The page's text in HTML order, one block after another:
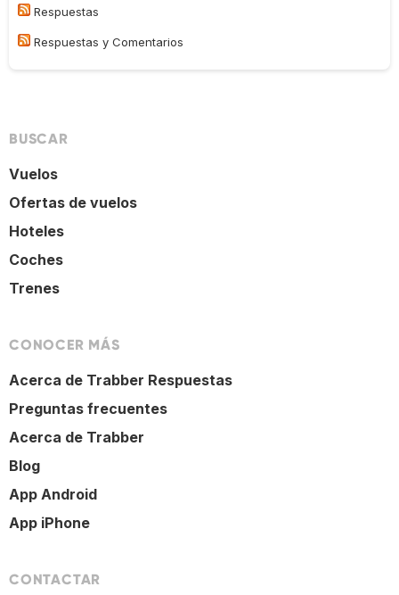
Respuestas
Respuestas y Comentarios
BUSCAR
Vuelos
Ofertas de vuelos
Hoteles
Coches
Trenes
CONOCER MÁS
Acerca de Trabber Respuestas
Preguntas frecuentes
Acerca de Trabber
Blog
App Android
App iPhone
CONTACTAR